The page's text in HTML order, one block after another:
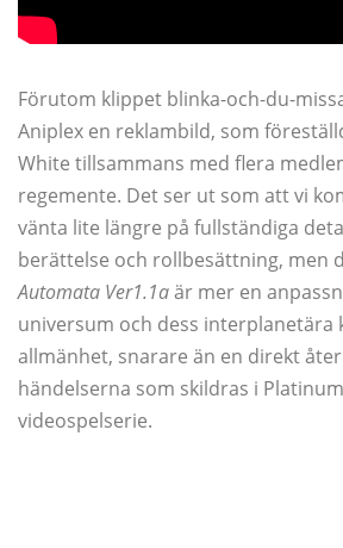
Förutom klippet blinka-och-du-
Aniplex en reklambild, som
White tillsammans med flera
regemente. Det ser ut som att vi
vänta lite längre på fullständiga
berättelse och rollbesättning, men
Automata Ver1.1aär mer en
universum och dess interplanetära
allmänhet, snarare än en direkt
händelserna som skildras i
videospelserie.